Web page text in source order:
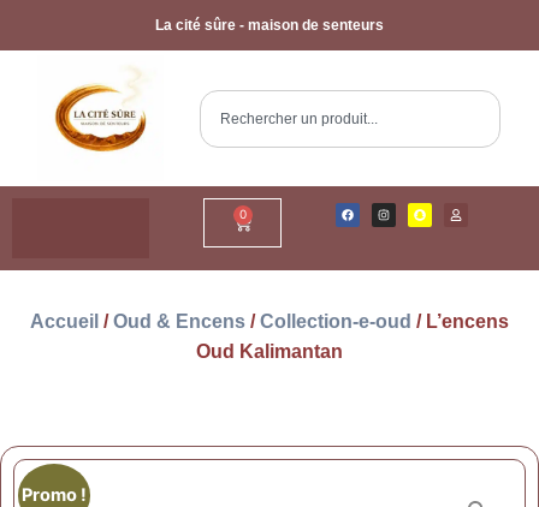
La cité sûre - maison de senteurs
0
Accueil /Oud & Encens /Collection-e-oud / L’encens
Oud Kalimantan
Promo !